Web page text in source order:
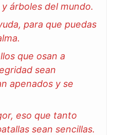
árboles del mundo.
para que puedas
que osan a
sean
apenados y se
eso que tanto
sean sencillas.